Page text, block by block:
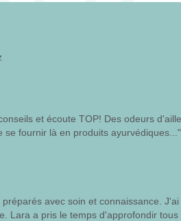
et écoute TOP! Des odeurs
se fournir là en produits ayurvédiques..."
avec soin et connaissance.
Lara a pris le temps d'approfondir